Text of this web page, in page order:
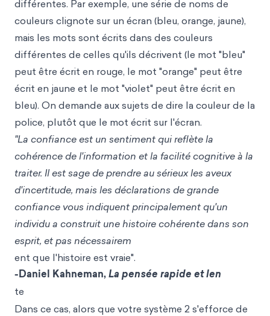
différentes. Par exemple, une série de noms de
couleurs clignote sur un écran (bleu, orange, jaune),
mais les mots sont écrits dans des couleurs
différentes de celles qu'ils décrivent (le mot "bleu"
peut être écrit en rouge, le mot "orange" peut être
écrit en jaune et le mot "violet" peut être écrit en
bleu). On demande aux sujets de dire la couleur de la
police, plutôt que le mot écrit sur l'écran.
"La confiance est un sentiment qui reflète la
cohérence de l'information et la facilité cognitive à la
traiter. Il est sage de prendre au sérieux les aveux
d'incertitude, mais les déclarations de grande
confiance vous indiquent principalement qu'un
individu a construit une histoire cohérente dans son
esprit, et pas nécessairem
ent que l'histoire est vraie".
-Daniel Kahneman,La pensée rapide et len
te
Dans ce cas, alors que votre système 2 s'efforce de